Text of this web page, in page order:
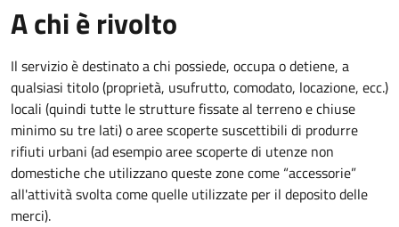
A chi è rivolto
Il servizio è destinato achi possiede, occupa o detiene, a
qualsiasi titolo (proprietà, usufrutto, comodato, locazione, ecc.)
locali (quindi tutte le strutture fissate al terreno e chiuse
minimo su tre lati) o aree scoperte suscettibili di produrre
rifiuti urbani (ad esempio aree scoperte di utenze non
domestiche che utilizzano queste zone come “accessorie”
all'attività svolta come quelle utilizzate per il deposito delle
merci).